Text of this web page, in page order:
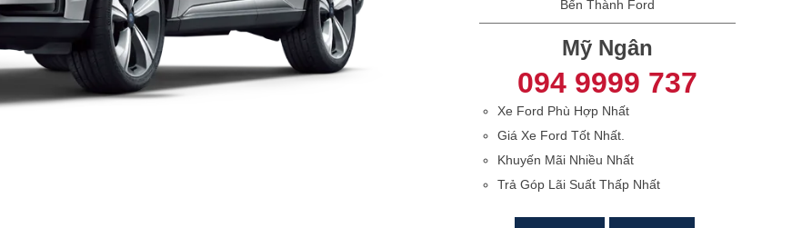
Bến Thành Ford
Mỹ Ngân
094 9999 737
Xe Ford Phù Hợp Nhất
Giá Xe Ford Tốt Nhất.
Khuyến Mãi Nhiều Nhất
Trả Góp Lãi Suất Thấp Nhất